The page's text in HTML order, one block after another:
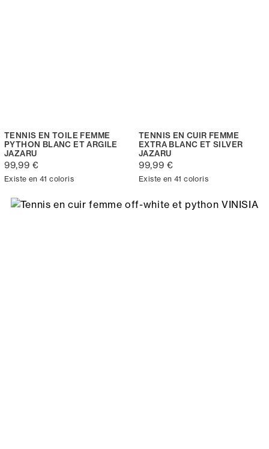
TENNIS EN TOILE FEMME
PYTHON BLANC ET ARGILE
JAZARU
99,99 €
Existe en 41 coloris
TENNIS EN CUIR FEMME
EXTRA BLANC ET SILVER
JAZARU
99,99 €
Existe en 41 coloris